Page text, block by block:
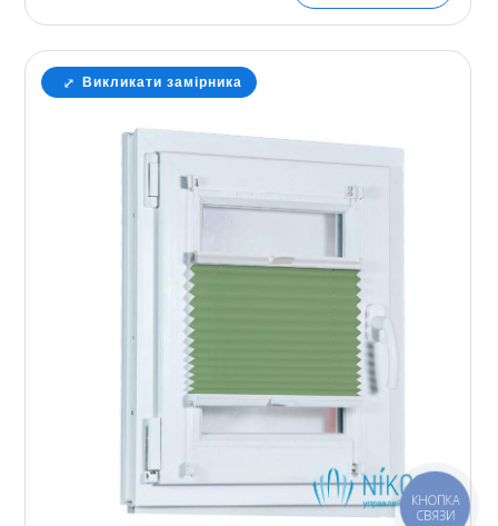
Викликати замірника
КНОПКА
СВЯЗИ